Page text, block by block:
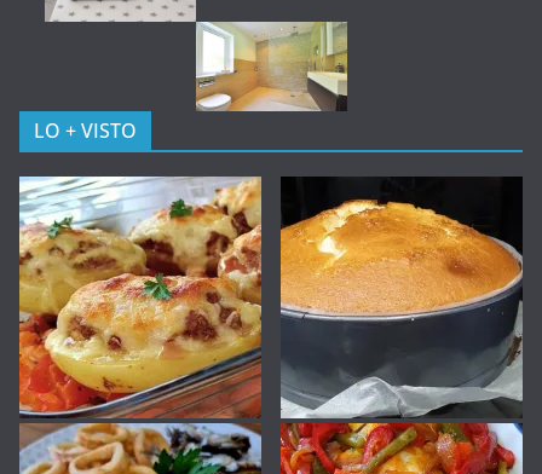
LO + VISTO